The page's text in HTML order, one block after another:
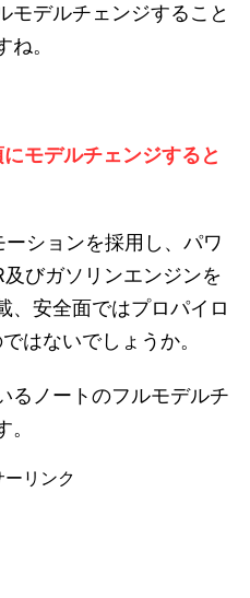
モデルチェンジすること
。
モデルチェンジすると
ションを採用し、パワ
びガソリンエンジンを
、安全面ではプロパイロ
はないでしょうか。
るノートのフルモデルチ
リンク